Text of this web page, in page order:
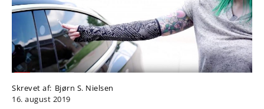
Skrevet af: Bjørn S. Nielsen
16. august 2019